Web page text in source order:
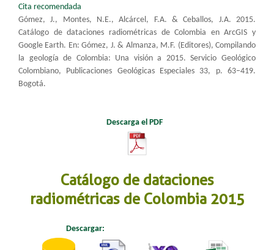
Cita recomendada
Gómez, J., Montes, N.E., Alcárcel, F.A. & Ceballos, J.A. 2015.
Catálogo de dataciones radiométricas de Colombia en ArcGIS y
Google Earth. En: Gómez, J. & Almanza, M.F. (Editores), Compilando
la geología de Colombia: Una visión a 2015​. Servicio Geológico
Colombiano, Publicaciones Geológicas Especiales 33, p. 63–419.
Bogotá.
Descarga el PDF​
Catálogo de dataciones
radiométricas de Colombia 2015
Descargar: